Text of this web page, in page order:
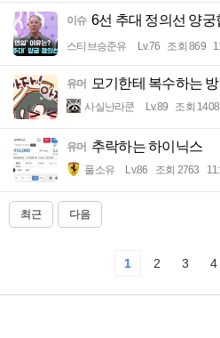
이슈 6선 추대 정의선 양궁
스티브승준유 Lv.76 조회 869
유머 모기한테 복수하는
사실난라쿤 Lv.89 조회 1408
유머 추락하는 하이닉스
풀소유 Lv.86 조회 2763
최근 다음
1 2 3 4